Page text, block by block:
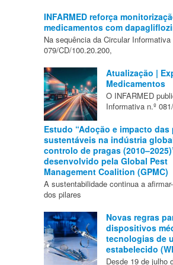
INFARMED reforça
medicamentos com
Na sequência da Circular Informativa
079/CD/100.20.200,
Atualização |
Medicamentos
O INFARMED
Informativa n.º
Estudo “Adoção e impacto das
sustentáveis na indústria
controlo de pragas
desenvolvido pela Global Pest
Management Coalition (GPMC)
A sustentabilidade continua a
dos pilares
Novas regras
dispositivos
tecnologias de
estabelecido
Desde 19 de julho